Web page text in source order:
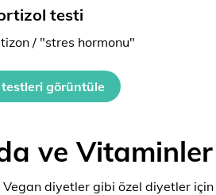
testi
/ "stres hormonu"
testleri görüntüle
ve Vitaminler
Vegan diyetler gibi özel diyetler için